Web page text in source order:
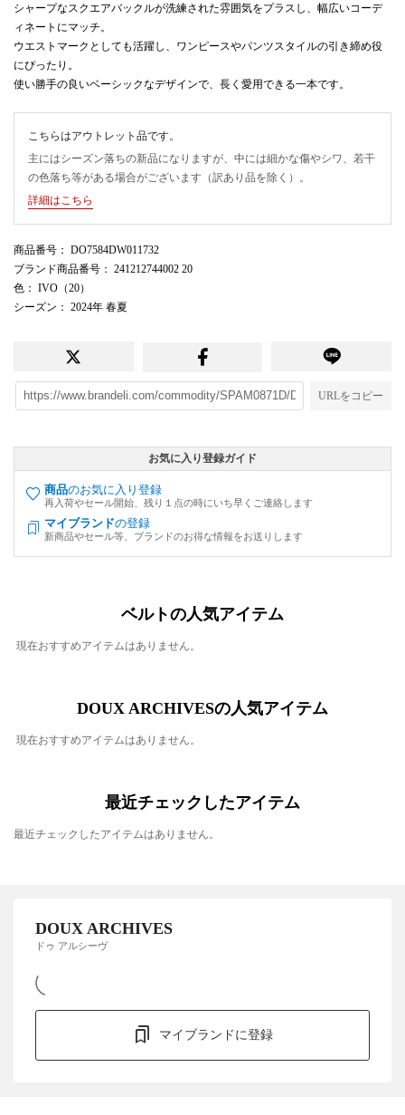
シャープなスクエアバックルが洗練された雰囲気をプラスし、幅広いコーデ
ィネートにマッチ。
ウエストマークとしても活躍し、ワンピースやパンツスタイルの引き締め役
にぴったり。
使い勝手の良いベーシックなデザインで、長く愛用できる一本です。
こちらはアウトレット品です。
主にはシーズン落ちの新品になりますが、中には細かな傷やシワ、若干
の色落ち等がある場合がございます（訳あり品を除く）。
詳細はこちら
商品番号 ： DO7584DW011732
ブランド商品番号 ： 241212744002 20
色 ： IVO（20）
シーズン ： 2024年 春夏
URLをコピー
お気に入り登録ガイド
商品のお気に入り登録
再入荷やセール開始、残り１点の時にいち早くご連絡します
マイブランドの登録
新商品やセール等、ブランドのお得な情報をお送りします
ベルトの人気アイテム
現在おすすめアイテムはありません。
DOUX ARCHIVESの人気アイテム
現在おすすめアイテムはありません。
最近チェックしたアイテム
最近チェックしたアイテムはありません。
DOUX ARCHIVES
ドゥ アルシーヴ
マイブランドに登録